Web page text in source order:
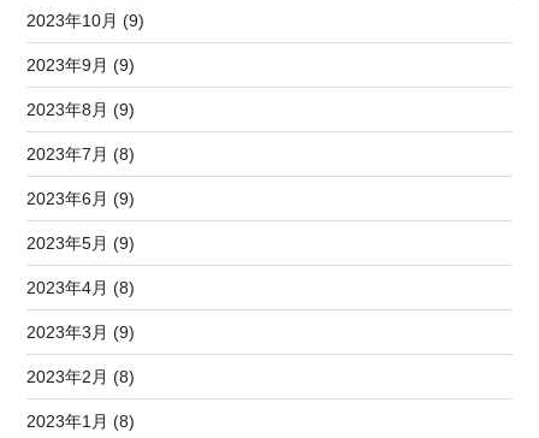
2023年10月 (9)
2023年9月 (9)
2023年8月 (9)
2023年7月 (8)
2023年6月 (9)
2023年5月 (9)
2023年4月 (8)
2023年3月 (9)
2023年2月 (8)
2023年1月 (8)